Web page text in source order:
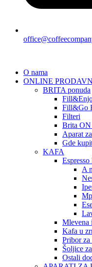
O nama
ONLINE
BRITA ponuda
Fill&Go
Filteri
Brita ON
Aparat
Gde
KAFA
Espresso
A
Mlevena
Kafa u
Pribor za
Šoljice
Ostali